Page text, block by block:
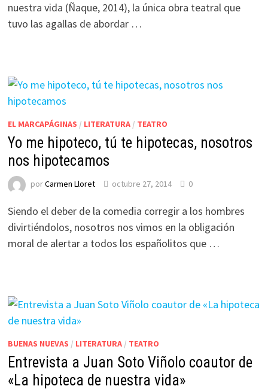
nuestra vida (Ñaque, 2014), la única obra teatral que
tuvo las agallas de abordar …
EL MARCAPÁGINAS / LITERATURA/ TEATRO
Yo me hipoteco, tú te hipotecas, nosotros
nos hipotecamos
porCarmen Lloret octubre 27, 2014 0
Siendo el deber de la comedia corregir a los hombres
divirtiéndolos, nosotros nos vimos en la obligación
moral de alertar a todos los españolitos que …
BUENAS NUEVAS / LITERATURA/ TEATRO
Entrevista a Juan Soto Viñolo coautor de
«La hipoteca de nuestra vida»